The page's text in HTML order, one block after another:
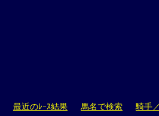
最近のﾚｰｽ結果 馬名で検索 騎手